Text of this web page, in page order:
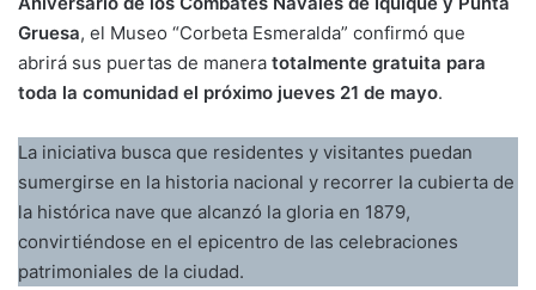
Gruesa, el Museo “Corbeta Esmeralda” confirmó que
abrirá sus puertas de manera totalmente gratuita para
toda la comunidad el próximo jueves 21 de mayo.
La iniciativa busca que residentes y visitantes puedan
sumergirse en la historia nacional y recorrer la cubierta de
la histórica nave que alcanzó la gloria en 1879,
convirtiéndose en el epicentro de las celebraciones
patrimoniales de la ciudad.